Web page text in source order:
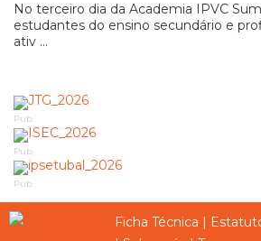
No terceiro dia da Academia IPVC
estudantes do ensino secundário e
ativ ...
Pub
Pub
Pub
Ficha Técnica |